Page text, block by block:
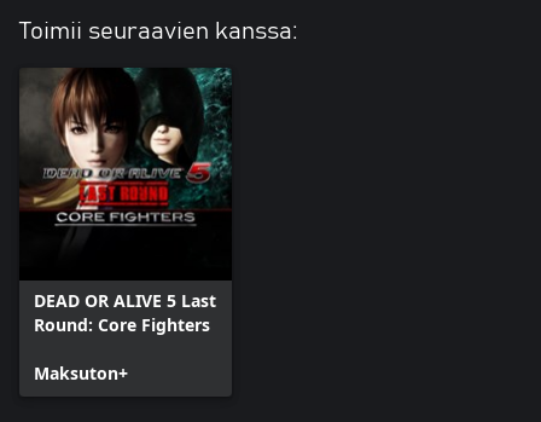
Toimii seuraavien kanssa:
DEAD OR ALIVE 5 Last
Round: Core Fighters
Maksuton+